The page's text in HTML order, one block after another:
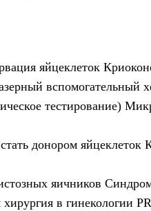
яйцеклеток
вспомогательный
тестирование)
донором яйцеклеток
яичников
в гинекологии